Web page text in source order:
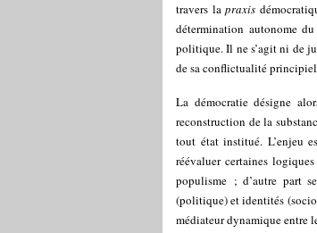
travers lapraxis
détermination autonome du
politique. Il ne s’agit ni de
de sa conflictualité
La démocratie désigne
reconstruction de la
tout état institué. L’enjeu
réévaluer certaines
populisme ; d’autre part
(politique) et identités
médiateur dynamique entre